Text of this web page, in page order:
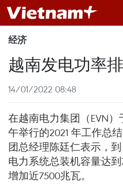
经济
越南发电功率
14/01/2022 08:48
在越南电力集团（EVN）
午举行的2021 年工作总
团总经理陈廷仁表示，
电力系统总装机容量达
增加近7500兆瓦。